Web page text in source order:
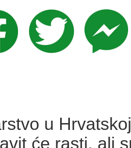
u
će rasti, ali